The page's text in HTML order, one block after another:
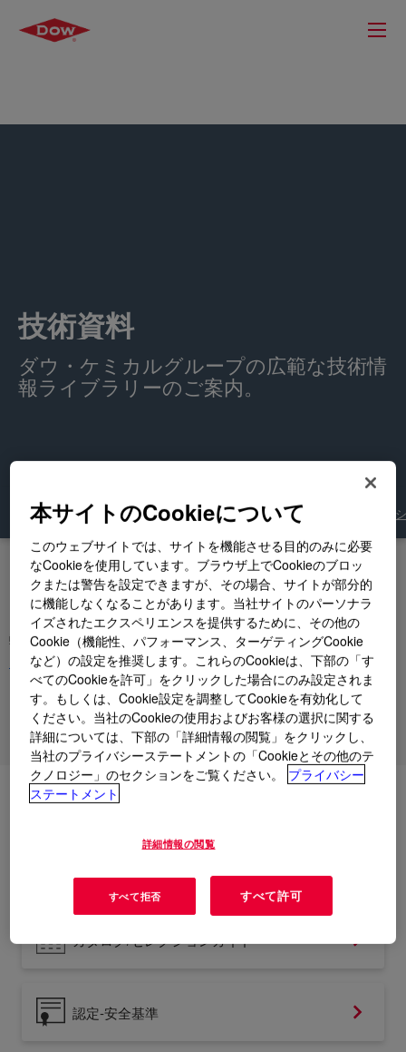
技術資料
ダウ・ケミカルグループの広範な技術情
報ライブラリーのご案内。
TDS（テクニカルデータシート） SDS（安全データ
お探しの情報はこちらにござ
いますか？
弊社の幅広いサポートまたは各種お問い合わせフォーム
（Contact Us）.
用途/技術マニュアル
カタログ/セレクションガイド
認定-安全基準
本サイトのCookieについて
このウェブサイトでは、サイトを機能させる目的のみに必要
なCookieを使用しています。ブラウザ上でCookieのブロッ
クまたは警告を設定できますが、その場合、サイトが部分的
に機能しなくなることがあります。当社サイトのパーソナラ
イズされたエクスペリエンスを提供するために、その他の
Cookie（機能性、パフォーマンス、ターゲティングCookie
など）の設定を推奨します。これらのCookieは、下部の「す
べてのCookieを許可」をクリックした場合にのみ設定されま
す。もしくは、Cookie設定を調整してCookieを有効化して
ください。当社のCookieの使用およびお客様の選択に関する
詳細については、下部の「詳細情報の閲覧」をクリックし、
当社のプライバシーステートメントの「Cookieとその他のテ
クノロジー」のセクションをご覧ください。
プライバシー
ステートメント
詳細情報の閲覧
すべて拒否 すべて許可